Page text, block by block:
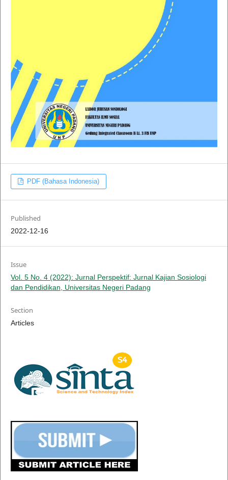
PDF (Bahasa Indonesia)
Published
2022-12-16
Issue
Vol. 5 No. 4 (2022): Jurnal Perspektif: Jurnal Kajian Sosiologi
dan Pendidikan, Universitas Negeri Padang
Section
Articles